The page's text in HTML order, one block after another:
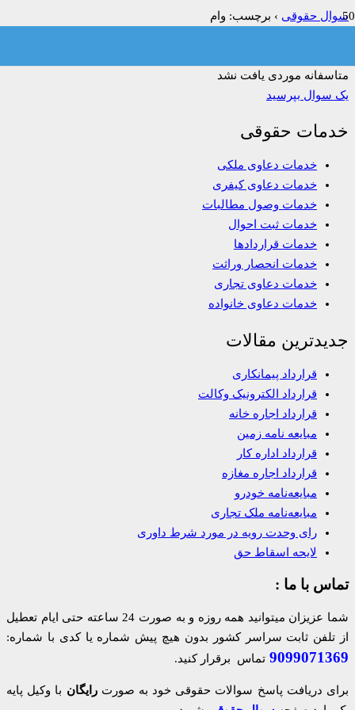
سوال حقوقی › برچسب: وام
متاسفانه موردی یافت نشد
یک سوال بپرسید
خدمات حقوقی
خدمات دعاوی ملکی
خدمات دعاوی کیفری
خدمات وصول مطالبات
خدمات ثبت احوال
خدمات قراردادها
خدمات انحصار وراثت
خدمات دعاوی تجاری
خدمات دعاوی خانواده
جدیدترین مقالات
قرارداد پیمانکاری
قرارداد الکترونیک وکالت
قرارداد اجاره خانه
مبایعه نامه زمین
قرارداد اداره کار
قرارداد اجاره مغازه
مبایعه‌نامه خودرو
مبایعه‌نامه ملک تجاری
رای وحدت رویه در مورد شرط داوری
لایحه اسقاط حق
تماس با ما :
شما عزیزان میتوانید همه روزه و به صورت 24 ساعته حتی ایام تعطیل
از تلفن ثابت سراسر کشور بدون هیچ پیش شماره یا کدی با شماره:
9099071369 تماس برقرار کنید.
برای دریافت پاسخ سوالات حقوقی خود به صورت رایگان با وکیل پایه